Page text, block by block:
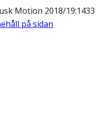
Motion 2018/19:1433
på sidan